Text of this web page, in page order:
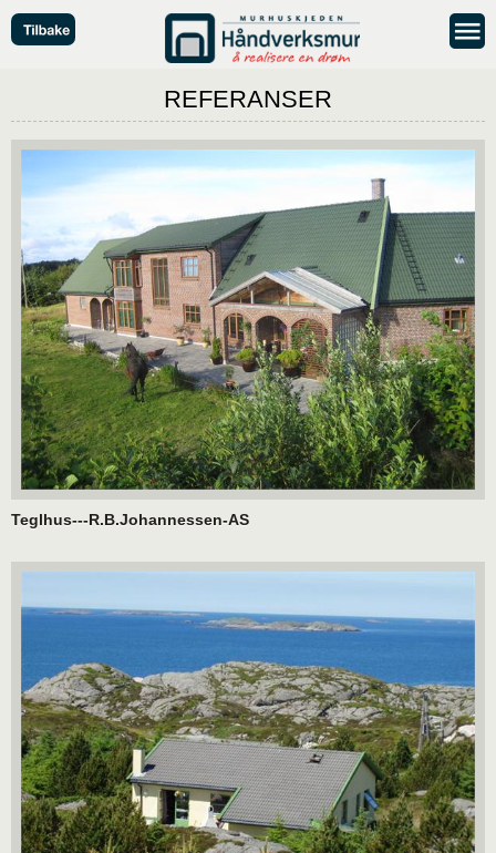
REFERANSER
Teglhus---R.B.Johannessen-AS